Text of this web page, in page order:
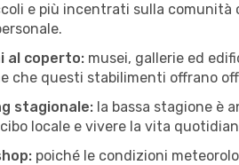
e più incentrati sulla
al coperto: musei, gallerie ed
che questi stabilimenti offrano
stagionale: la bassa stagione è
locale e vivere la vita
poiché le condizioni